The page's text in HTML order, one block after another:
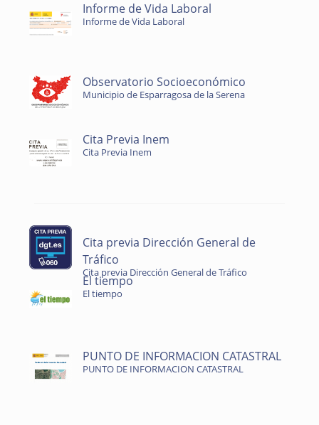
Informe de Vida Laboral
Informe de Vida Laboral
Observatorio Socioeconómico
Municipio de Esparragosa de la Serena
Cita Previa Inem
Cita Previa Inem
Cita previa Dirección General de
Tráfico
Cita previa Dirección General de Tráfico
El tiempo
El tiempo
PUNTO DE INFORMACION CATASTRAL
PUNTO DE INFORMACION CATASTRAL